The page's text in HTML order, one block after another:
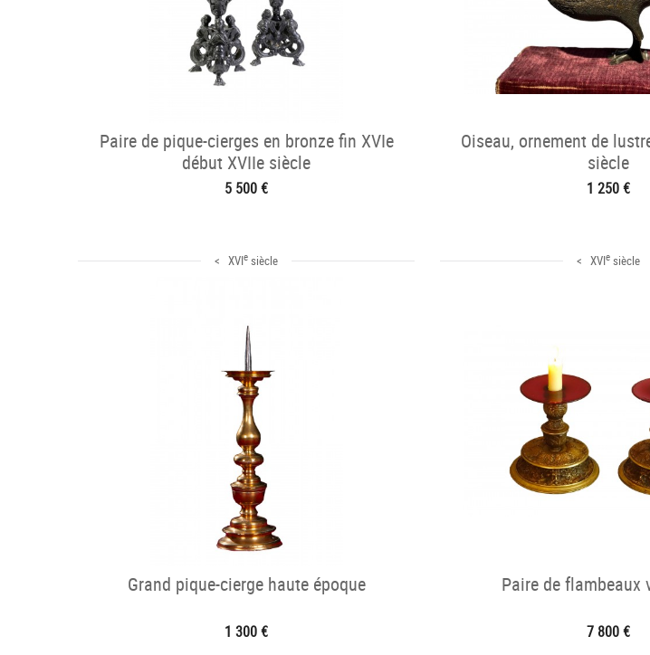
Paire de pique-cierges en bronze fin XVIe
début XVIIe siècle
5 500 €
Oiseau, ornement de
siècle
1 250 €
< XVIe siècle
Grand pique-cierge haute époque
1 300 €
< XVIe siècle
Paire de flambeaux
7 800 €